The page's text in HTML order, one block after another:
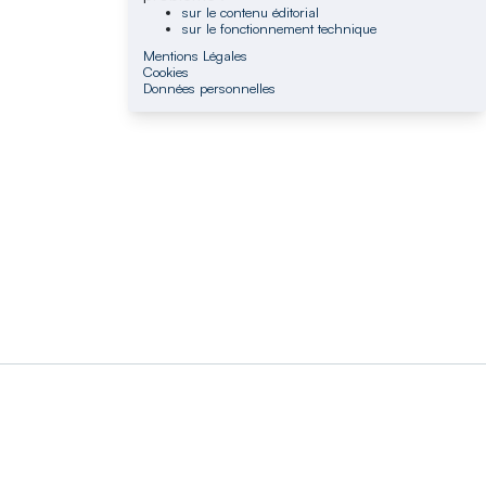
sur le contenu éditorial
sur le fonctionnement technique
Mentions Légales
Cookies
Données personnelles